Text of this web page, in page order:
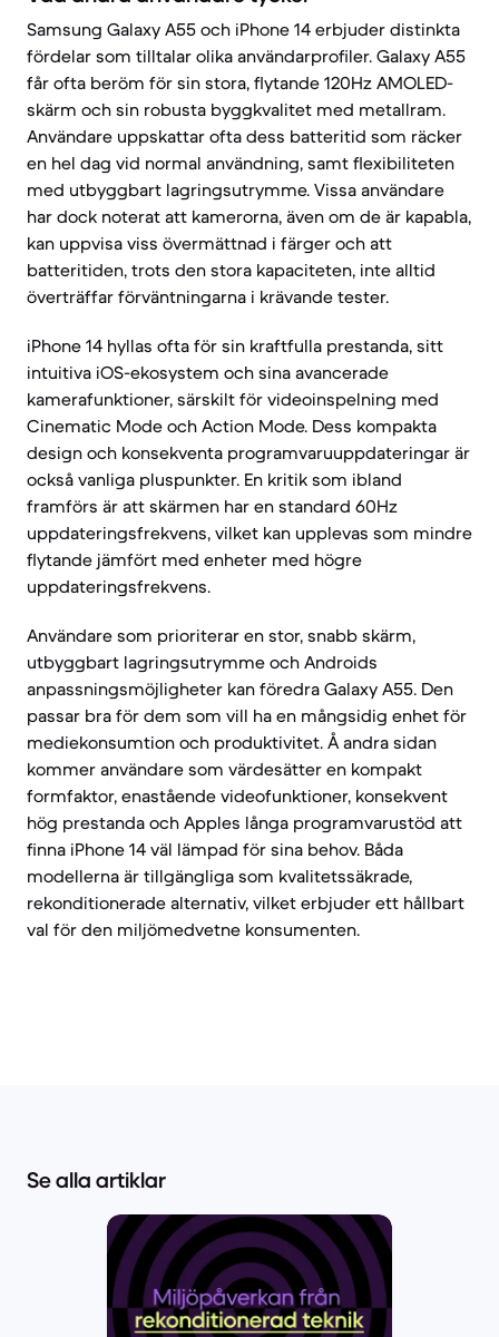
Samsung Galaxy A55 och iPhone 14 erbjuder distinkta
fördelar som tilltalar olika användarprofiler. Galaxy A55
får ofta beröm för sin stora, flytande 120Hz AMOLED-
skärm och sin robusta byggkvalitet med metallram.
Användare uppskattar ofta dess batteritid som räcker
en hel dag vid normal användning, samt flexibiliteten
med utbyggbart lagringsutrymme. Vissa användare
har dock noterat att kamerorna, även om de är kapabla,
kan uppvisa viss övermättnad i färger och att
batteritiden, trots den stora kapaciteten, inte alltid
överträffar förväntningarna i krävande tester.
iPhone 14 hyllas ofta för sin kraftfulla prestanda, sitt
intuitiva iOS-ekosystem och sina avancerade
kamerafunktioner, särskilt för videoinspelning med
Cinematic Mode och Action Mode. Dess kompakta
design och konsekventa programvaruuppdateringar är
också vanliga pluspunkter. En kritik som ibland
framförs är att skärmen har en standard 60Hz
uppdateringsfrekvens, vilket kan upplevas som mindre
flytande jämfört med enheter med högre
uppdateringsfrekvens.
Användare som prioriterar en stor, snabb skärm,
utbyggbart lagringsutrymme och Androids
anpassningsmöjligheter kan föredra Galaxy A55. Den
passar bra för dem som vill ha en mångsidig enhet för
mediekonsumtion och produktivitet. Å andra sidan
kommer användare som värdesätter en kompakt
formfaktor, enastående videofunktioner, konsekvent
hög prestanda och Apples långa programvarustöd att
finna iPhone 14 väl lämpad för sina behov. Båda
modellerna är tillgängliga som kvalitetssäkrade,
rekonditionerade alternativ, vilket erbjuder ett hållbart
val för den miljömedvetne konsumenten.
Se alla artiklar